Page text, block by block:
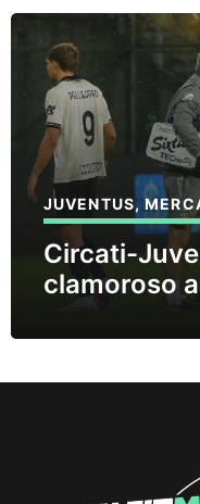
JUVENTUS,
Circati-
clamoroso